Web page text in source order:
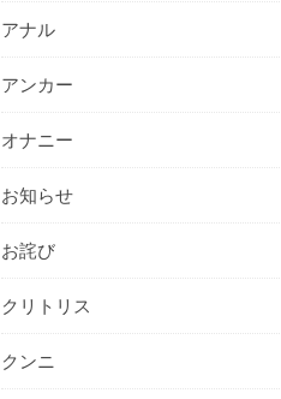
アナル
アンカー
オナニー
お知らせ
お詫び
クリトリス
クンニ